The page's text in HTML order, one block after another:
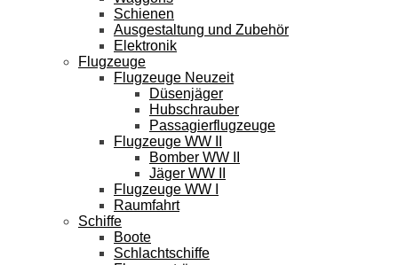
Schienen
Ausgestaltung und Zubehör
Elektronik
Flugzeuge
Flugzeuge Neuzeit
Düsenjäger
Hubschrauber
Passagierflugzeuge
Flugzeuge WW II
Bomber WW II
Jäger WW II
Flugzeuge WW I
Raumfahrt
Schiffe
Boote
Schlachtschiffe